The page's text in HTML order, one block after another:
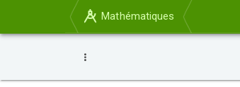
Mathématiques